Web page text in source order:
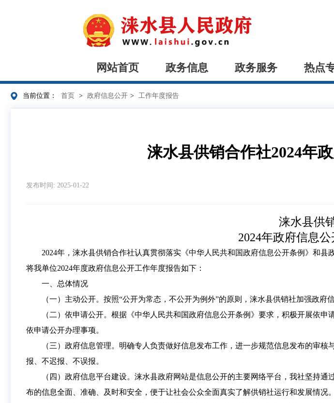
网站首页 政务信息 政务服务 热点
当前位置： 首页 > 政府信息公开 > 工作年度报告
涞水县供销合作社2024年
发布时间: 2025-01-22
涞水县供
2024年政府信息
2024年，涞水县供销合作社认真贯彻落实《中华人民共和国政府信息公开条例》和
将我单位2024年度政府信息公开工作年度报告如下：
一、总体情况
（一）主动公开。按照“公开为常态，不公开为例外”的原则，涞水县供销社加强政府
（二）依申请公开。根据《中华人民共和国政府信息公开条例》要求，积极开展依
依申请公开办理事项。
（三）政府信息管理。明确专人负责做好信息发布工作，进一步规范信息发布的审
报、不迟报、不误报。
（四）政府信息平台建设。涞水县政府网站是信息公开的主要网络平台，我社坚持
布的信息全面、准确、及时和安全，便于让社会公众全面真实了解供销社运行和发展情况。